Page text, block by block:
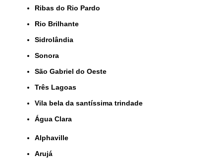
Ribas do Rio Pardo
Rio Brilhante
Sidrolândia
Sonora
São Gabriel do Oeste
Três Lagoas
Vila bela da santíssima trindade
Água Clara
Alphaville
Arujá